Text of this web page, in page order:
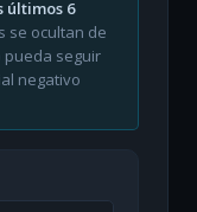
últimos 6
se ocultan de
pueda seguir
negativo